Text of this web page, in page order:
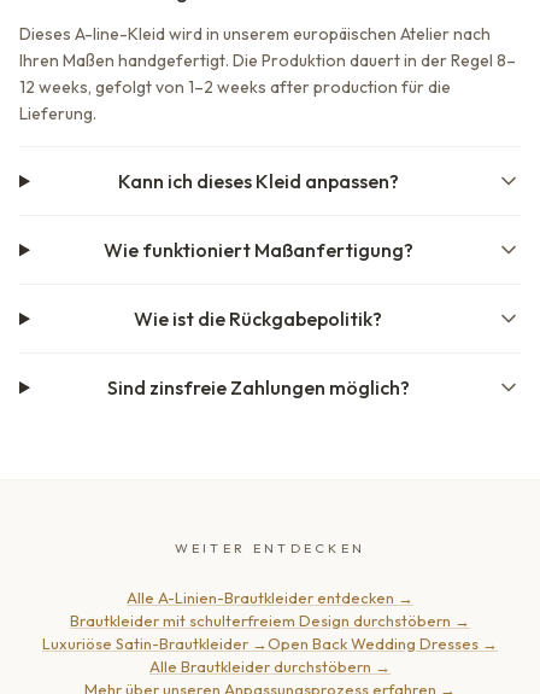
Dieses A-line-Kleid wird in unserem europäischen Atelier nach
Ihren Maßen handgefertigt. Die Produktion dauert in der Regel 8–
12 weeks, gefolgt von 1–2 weeks after production für die
Lieferung.
Kann ich dieses Kleid anpassen?
Wie funktioniert Maßanfertigung?
Wie ist die Rückgabepolitik?
Sind zinsfreie Zahlungen möglich?
WEITER ENTDECKEN
Alle A-Linien-Brautkleider entdecken →
Brautkleider mit schulterfreiem Design durchstöbern →
Luxuriöse Satin-Brautkleider →Open Back Wedding Dresses →
Alle Brautkleider durchstöbern →
Mehr über unseren Anpassungsprozess erfahren →